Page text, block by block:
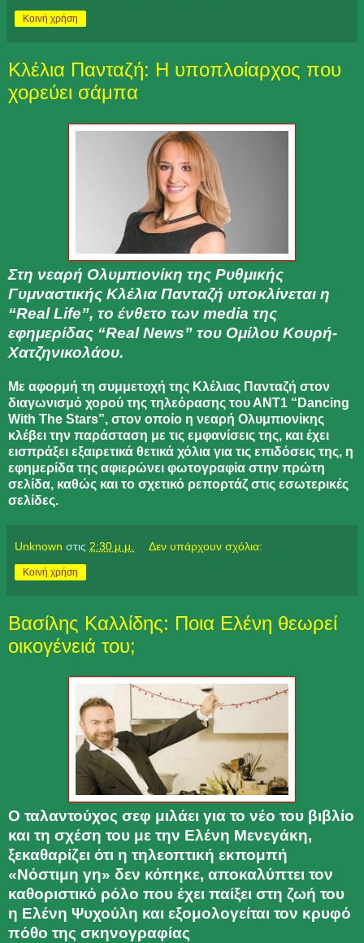
Κοινή χρήση
Κλέλια Πανταζή: Η υποπλοίαρχος που
χορεύει σάμπα
Στη νεαρή Ολυμπιονίκη της Ρυθμικής
Γυμναστικής Κλέλια Πανταζή υποκλίνεται η
“Real Life”, το ένθετο των media της
εφημερίδας “Real News” του Ομίλου Κουρή-
Χατζηνικολάου.
Με αφορμή τη συμμετοχή της Κλέλιας Πανταζή στον
διαγωνισμό χορού της τηλεόρασης του ΑΝΤ1 “Dancing
With The Stars”, στον οποίο η νεαρή Ολυμπιονίκης
κλέβει την παράσταση με τις εμφανίσεις της, και έχει
εισπράξει εξαιρετικά θετικά χόλια για τις επιδόσεις της, η
εφημερίδα της αφιερώνει φωτογραφία στην πρώτη
σελίδα, καθώς και το σχετικό ρεπορτάζ στις εσωτερικές
σελίδες.
Unknown στις 2:30 μ.μ. Δεν υπάρχουν σχόλια:
Κοινή χρήση
Βασίλης Καλλίδης: Ποια Ελένη θεωρεί
οικογένειά του;
Ο ταλαντούχος σεφ μιλάει για το νέο του βιβλίο
και τη σχέση του με την Ελένη Μενεγάκη,
ξεκαθαρίζει ότι η τηλεοπτική εκπομπή
«Νόστιμη γη» δεν κόπηκε, αποκαλύπτει τον
καθοριστικό ρόλο που έχει παίξει στη ζωή του
η Ελένη Ψυχούλη και εξομολογείται τον κρυφό
πόθο της σκηνογραφίας